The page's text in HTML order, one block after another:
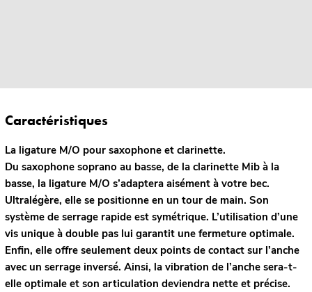
Caractéristiques
La ligature M/O pour saxophone et clarinette.
Du saxophone soprano au basse, de la clarinette Mib à la
basse, la ligature M/O s’adaptera aisément à votre bec.
Ultralégère, elle se positionne en un tour de main. Son
système de serrage rapide est symétrique. L’utilisation d’une
vis unique à double pas lui garantit une fermeture optimale.
Enfin, elle offre seulement deux points de contact sur l’anche
avec un serrage inversé. Ainsi, la vibration de l’anche sera-t-
elle optimale et son articulation deviendra nette et précise.